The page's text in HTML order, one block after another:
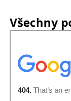
Všechny